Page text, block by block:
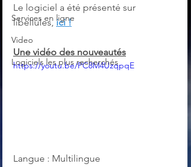
Services en ligne
Video
Logiciels les plus recherchés
Le logiciel a été présenté sur
libellules, ici !
Une vidéo des nouveautés
https://youtu.be/PC8M4UzqpqE
Langue : Multilingue